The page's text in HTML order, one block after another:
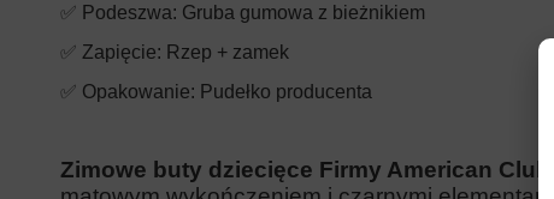
✅ Podeszwa: Gruba gumowa z bieżnikiem
✅ Zapięcie: Rzep + zamek
✅ Opakowanie: Pudełko producenta
Zimowe buty dziecięce Firmy American Club